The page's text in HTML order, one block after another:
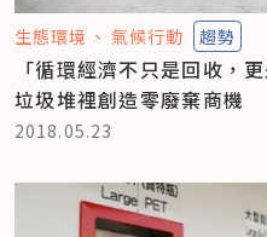
生態環境 氣候行動 趨勢
「循環經濟不只是回收，
垃圾堆裡創造零廢棄商機
2018.05.23